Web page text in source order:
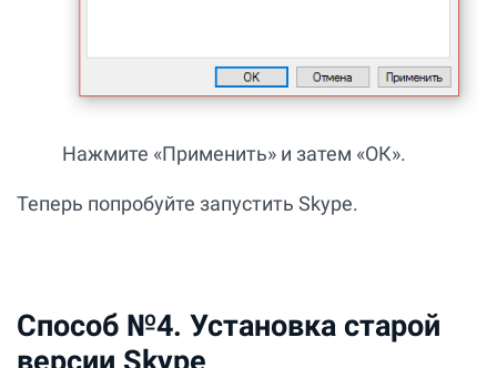
Нажмите «Применить» и затем «ОК».
Теперь попробуйте запустить Skype.
Способ №4. Установка старой